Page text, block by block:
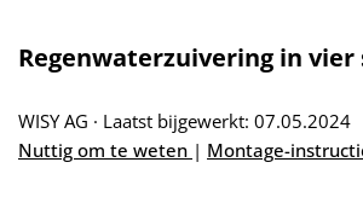
Regenwaterzuivering in vier
WISY AG · Laatst bijgewerkt: 07.05.2024
Nuttig om te weten | Montage-